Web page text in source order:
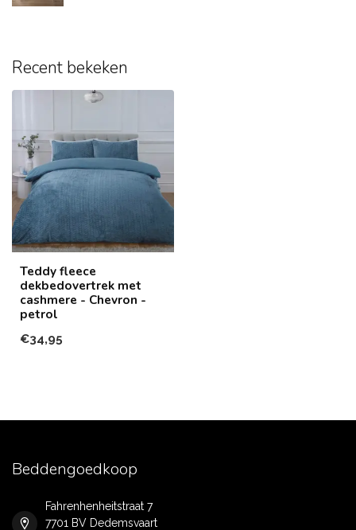
Recent bekeken
Teddy fleece
dekbedovertrek met
cashmere - Chevron -
petrol
€34,95
Beddengoedkoop
Fahrenhenheitstraat 7
7701 BV Dedemsvaart